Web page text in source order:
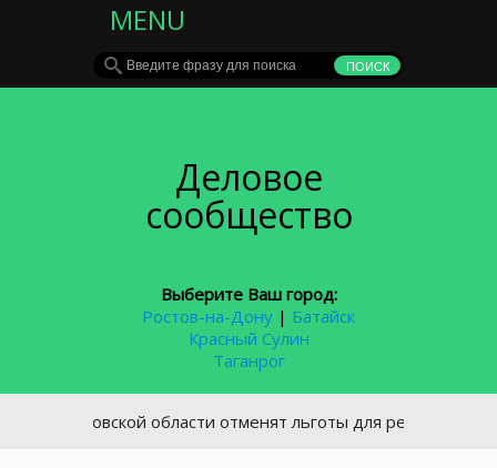
MENU
Деловое
сообщество
Выберите Ваш город:
Ростов-на-Дону | Батайск
Красный Сулин
Таганрог
Ростовской области отменят льготы для религиозных